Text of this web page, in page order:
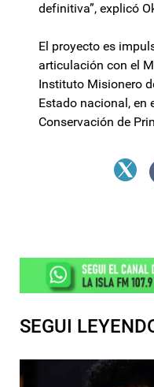
definitiva”, explicó
El proyecto es
articulación con el
Instituto Misionero
Estado nacional, en
Conservación de
SEGUI